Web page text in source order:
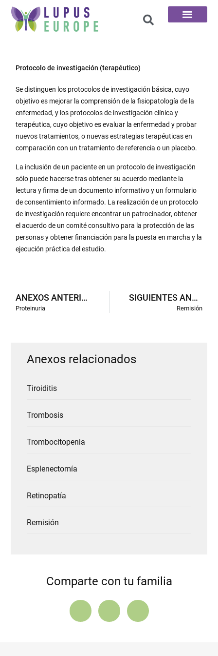
Protocolo de investigación (terapéutico)
Se distinguen los protocolos de investigación básica, cuyo
objetivo es mejorar la comprensión de la fisiopatología de la
enfermedad, y los protocolos de investigación clínica y
terapéutica, cuyo objetivo es evaluar la enfermedad y probar
nuevos tratamientos, o nuevas estrategias terapéuticas en
comparación con un tratamiento de referencia o un placebo.
La inclusión de un paciente en un protocolo de investigación
sólo puede hacerse tras obtener su acuerdo mediante la
lectura y firma de un documento informativo y un formulario
de consentimiento informado. La realización de un protocolo
de investigación requiere encontrar un patrocinador, obtener
el acuerdo de un comité consultivo para la protección de las
personas y obtener financiación para la puesta en marcha y la
ejecución práctica del estudio.
ANEXOS ANTERIORES
Proteinuria
SIGUIENTES ANEXOS
Remisión
Anexos relacionados
Tiroiditis
Trombosis
Trombocitopenia
Esplenectomía
Retinopatía
Remisión
Comparte con tu familia